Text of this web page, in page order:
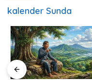
kalender Sunda